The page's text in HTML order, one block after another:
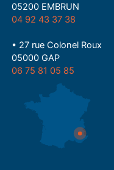
05200 EMBRUN
04 92 43 37 38
• 27 rue Colonel Roux
05000 GAP
06 75 81 05 85